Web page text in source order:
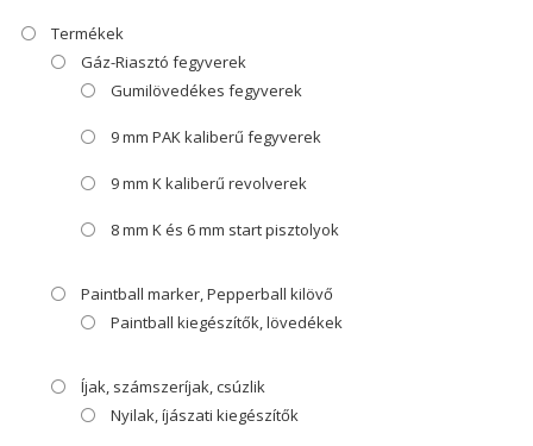
Termékek
Gáz-Riasztó fegyverek
Gumilövedékes fegyverek
9 mm PAK kaliberű fegyverek
9 mm K kaliberű revolverek
8 mm K és 6 mm start pisztolyok
Paintball marker, Pepperball kilövő
Paintball kiegészítők, lövedékek
Íjak, számszeríjak, csúzlik
Nyilak, íjászati kiegészítők